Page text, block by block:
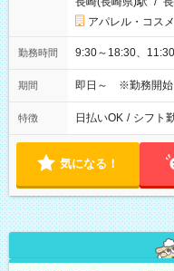
アパレル・コス
勤務時間 9:30～18:30、
期間 即日～ ※勤務開始
特徴 日払いOK / シフト
気になる！